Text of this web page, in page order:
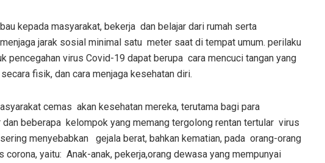
kepada masyarakat, bekerja dan belajar dari rumah serta
jarak sosial minimal satu meter saat di tempat umum. perilaku
pencegahan virus Covid-19 dapat berupa cara mencuci tangan yang
fisik, dan cara menjaga kesehatan diri.
arakat cemas akan kesehatan mereka, terutama bagi para
dan beberapa kelompok yang memang tergolong rentan tertular virus
menyebabkan gejala berat, bahkan kematian, pada orang-orang
yaitu: Anak-anak, pekerja,orang dewasa yang mempunyai